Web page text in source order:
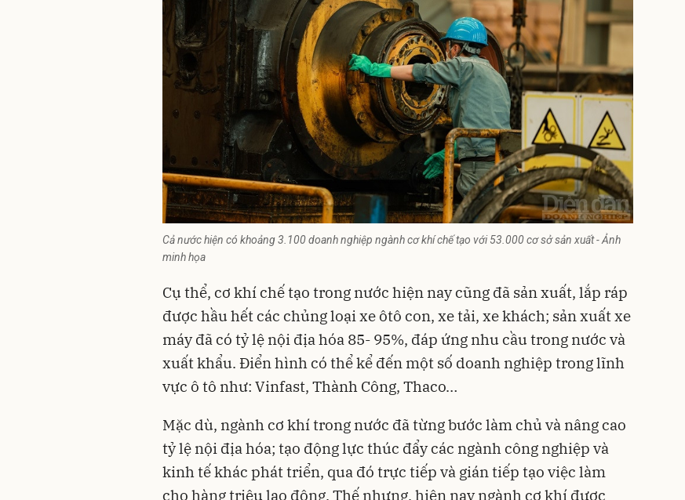
Cả nước hiện có khoảng 3.100 doanh nghiệp ngành cơ khí chế tạo với 53.000 cơ sở sản xuất - Ảnh
minh họa
Cụ thể, cơ khí chế tạo trong nước hiện nay cũng đã sản xuất, lắp ráp
được hầu hết các chủng loại xe ôtô con, xe tải, xe khách; sản xuất xe
máy đã có tỷ lệ nội địa hóa 85- 95%, đáp ứng nhu cầu trong nước và
xuất khẩu. Điển hình có thể kể đến một số doanh nghiệp trong lĩnh
vực ô tô như: Vinfast, Thành Công, Thaco…
Mặc dù, ngành cơ khí trong nước đã từng bước làm chủ và nâng cao
tỷ lệ nội địa hóa; tạo động lực thúc đẩy các ngành công nghiệp và
kinh tế khác phát triển, qua đó trực tiếp và gián tiếp tạo việc làm
cho hàng triệu lao động. Thế nhưng, hiện nay ngành cơ khí được